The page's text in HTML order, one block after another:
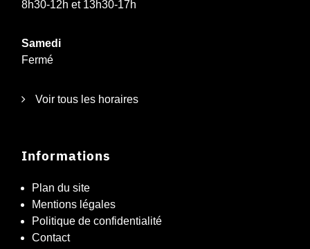
8h30-12h et 13h30-17h
Samedi
Fermé
Voir tous les horaires
Informations
Plan du site
Mentions légales
Politique de confidentialité
Contact